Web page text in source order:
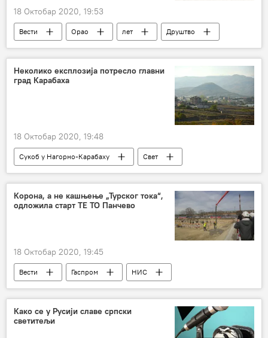
18 Октобар 2020, 19:53
Вести Орао лет Друштво
Неколико експлозија потресло главни
град Карабаха
18 Октобар 2020, 19:48
Сукоб у Нагорно-Карабаху
Свет
Вести
експлозије
Корона, а не кашњење „Турског тока“,
одложила старт ТЕ ТО Панчево
18 Октобар 2020, 19:45
Вести Гаспром
НИС
термоелектрана
кашњење
Како се у Русији славе српски
светитељи